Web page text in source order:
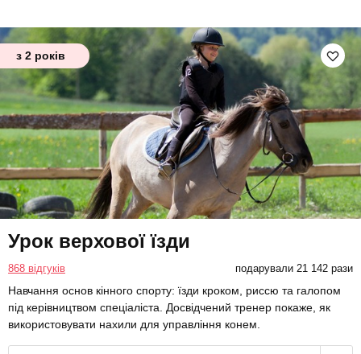
з 2 років
Урок верхової їзди
868 відгуків подарували 21 142 рази
Навчання основ кінного спорту: їзди кроком, риссю та галопом
під керівництвом спеціаліста. Досвідчений тренер покаже, як
використовувати нахили для управління конем.